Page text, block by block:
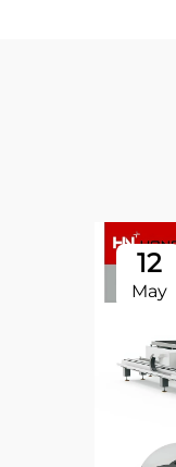
12
May